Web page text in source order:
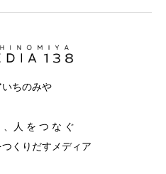
いちのみや
、人 を つ な ぐ
つくりだすメディア